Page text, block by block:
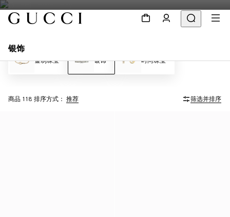
银饰
金制珠宝 银饰 时尚珠宝
商品 118 排序方式： 推荐 筛选并排序